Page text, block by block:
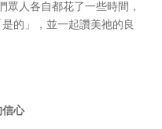
眾人各自都花了一些時間，
的」，並一起讚美祂的良
信心